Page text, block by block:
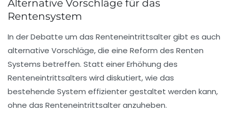
Alternative Vorschläge für das
Rentensystem
In der Debatte um das Renteneintrittsalter gibt es auch
alternative Vorschläge, die eine Reform des Renten
Systems betreffen. Statt einer Erhöhung des
Renteneintrittsalters wird diskutiert, wie das
bestehende System effizienter gestaltet werden kann,
ohne das Renteneintrittsalter anzuheben.